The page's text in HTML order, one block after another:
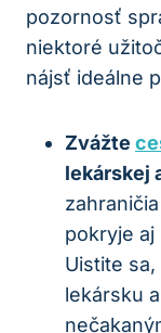
pozornosť
niektoré
nájsť ideálne
Zvážte
lekárskej
pokryje
Uistite
lekársku